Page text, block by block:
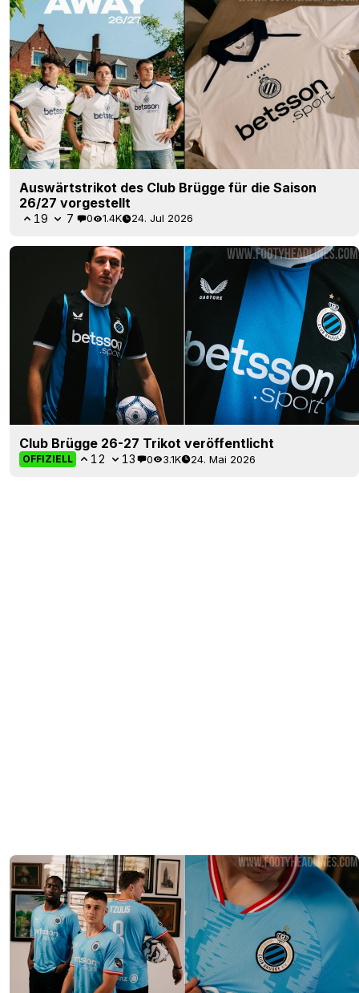
Auswärtstrikot des Club Brügge für die Saison
26/27 vorgestellt
19 7 0 1.4K 24. Jul 2026
Club Brügge 26-27 Trikot veröffentlicht
OFFIZIELL 12 13 0 3.1K 24. Mai 2026